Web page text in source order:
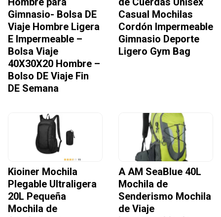
Gimnasio- Bolsa DE
Viaje Hombre Ligera
E Impermeable –
Bolsa Viaje
40X30X20 Hombre –
Bolso DE Viaje Fin
DE Semana
Casual Mochilas
Cordón Impermeable
Gimnasio Deporte
Ligero Gym Bag
Kioiner Mochila
Plegable Ultraligera
20L Pequeña
Mochila de
A AM SeaBlue 40L
Mochila de
Senderismo Mochila
de Viaje